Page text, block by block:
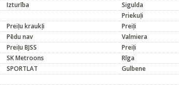
Izturība Sigulda
Priekuļi
Preiļu kraukļi Preiļi
Pēdu nav Valmiera
Preiļu BJSS Preiļi
SK Metroons Rīga
SPORTLAT Gulbene